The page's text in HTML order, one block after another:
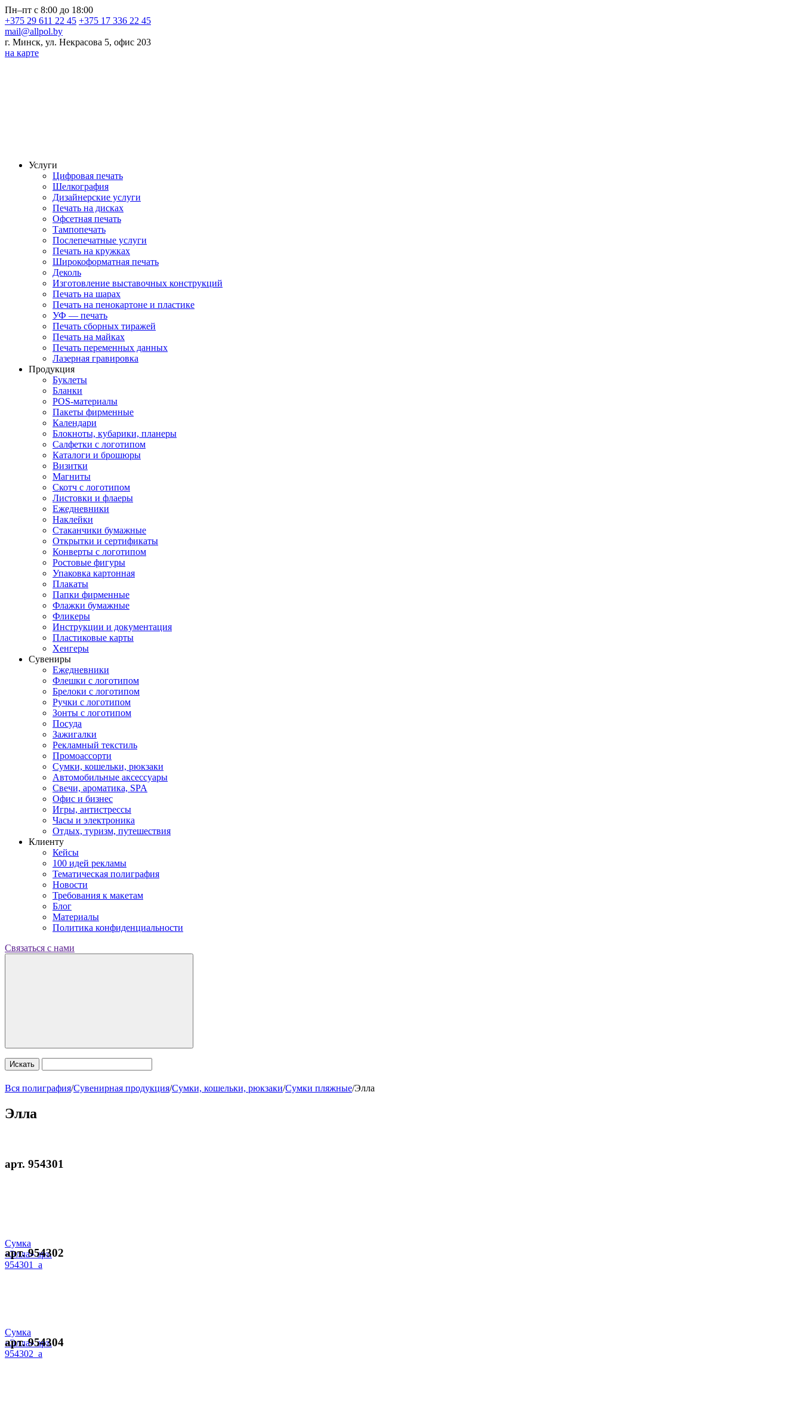
Пн–пт с 8:00 до 18:00
+375 29 611 22 45 +375 17 336 22 45
mail@allpol.by
г. Минск, ул. Некрасова 5, офис 203
на карте
Услуги
Цифровая печать
Шелкография
Дизайнерские услуги
Печать на дисках
Офсетная печать
Тампопечать
Послепечатные услуги
Печать на кружках
Широкоформатная печать
Деколь
Изготовление выставочных конструкций
Печать на шарах
Печать на пенокартоне и пластике
УФ — печать
Печать сборных тиражей
Печать на майках
Печать переменных данных
Лазерная гравировка
Продукция
Буклеты
Бланки
POS-материалы
Пакеты фирменные
Календари
Блокноты, кубарики, планеры
Салфетки с логотипом
Каталоги и брошюры
Визитки
Магниты
Скотч с логотипом
Листовки и флаеры
Ежедневники
Наклейки
Стаканчики бумажные
Открытки и сертификаты
Конверты с логотипом
Ростовые фигуры
Упаковка картонная
Плакаты
Папки фирменные
Флажки бумажные
Фликеры
Инструкции и документация
Пластиковые карты
Хенгеры
Сувениры
Ежедневники
Флешки с логотипом
Брелоки с логотипом
Ручки с логотипом
Зонты с логотипом
Посуда
Зажигалки
Рекламный текстиль
Промоассорти
Сумки, кошельки, рюкзаки
Автомобильные аксессуары
Свечи, ароматика, SPA
Офис и бизнес
Игры, антистрессы
Часы и электроника
Отдых, туризм, путешествия
Клиенту
Кейсы
100 идей рекламы
Тематическая полиграфия
Новости
Требования к макетам
Блог
Материалы
Политика конфиденциальности
Связаться с нами
Искать
Вся полиграфия/Сувенирная продукция/Сумки, кошельки, рюкзаки/Сумки пляжные/Элла
Элла
арт. 954301
Сумка
«Элла» арт.
954301_a
арт. 954302
Сумка
«Элла» арт.
954302_a
арт. 954304